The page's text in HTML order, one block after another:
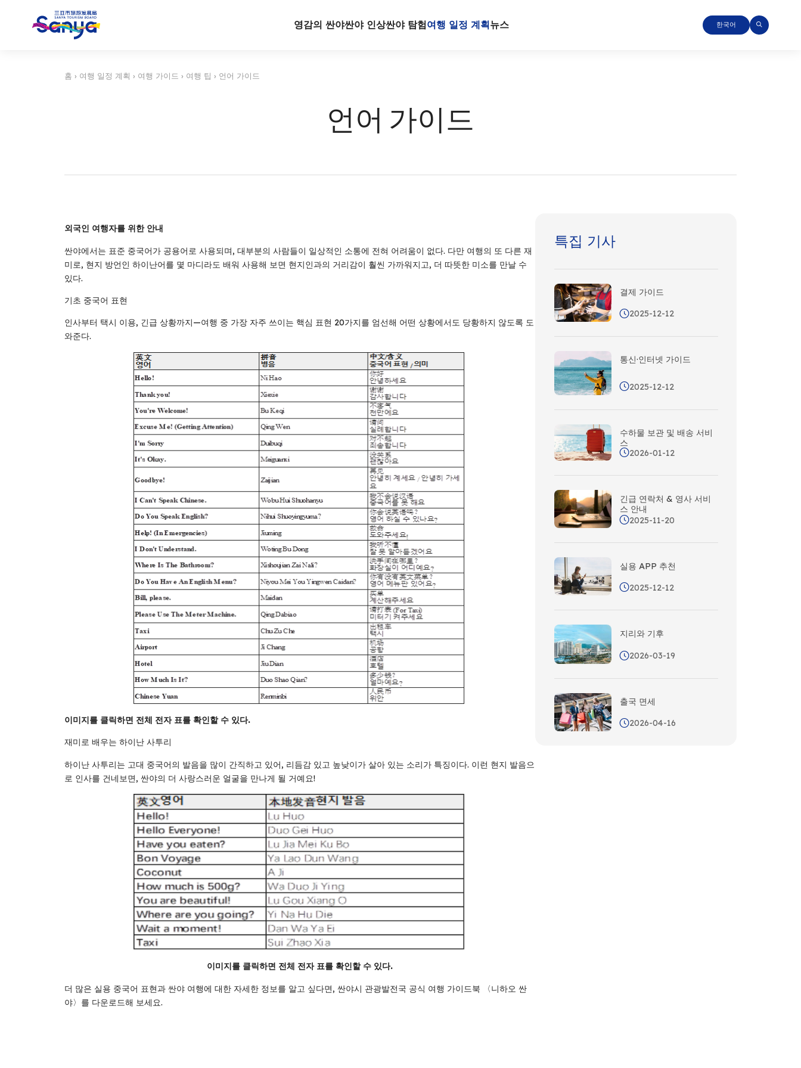
영감의 싼야싼야 인상싼야 탐험여행 일정 계획뉴스 한국어
홈 › 여행 일정 계획 › 여행 가이드 › 여행 팁 › 언어 가이드
언어 가이드
외국인 여행자를 위한 안내
싼야에서는 표준 중국어가 공용어로 사용되며, 대부분의 사람들이 일상적인 소통에 전혀 어려움이 없다. 다만 여행의 또 다른 재
미로, 현지 방언인 하이난어를 몇 마디라도 배워 사용해 보면 현지인과의 거리감이 훨씬 가까워지고, 더 따뜻한 미소를 만날 수
있다.
기초 중국어 표현
인사부터 택시 이용, 긴급 상황까지—여행 중 가장 자주 쓰이는 핵심 표현 20가지를 엄선해 어떤 상황에서도 당황하지 않도록 도
와준다.
이미지를 클릭하면 전체 전자 표를 확인할 수 있다.
재미로 배우는 하이난 사투리
하이난 사투리는 고대 중국어의 발음을 많이 간직하고 있어, 리듬감 있고 높낮이가 살아 있는 소리가 특징이다. 이런 현지 발음으
로 인사를 건네보면, 싼야의 더 사랑스러운 얼굴을 만나게 될 거예요!
이미지를 클릭하면 전체 전자 표를 확인할 수 있다.
더 많은 실용 중국어 표현과 싼야 여행에 대한 자세한 정보를 알고 싶다면, 싼야시 관광발전국 공식 여행 가이드북 〈니하오 싼
야〉를 다운로드해 보세요.
특집 기사
결제 가이드
2025-12-12
통신·인터넷 가이드
2025-12-12
수하물 보관 및 배송 서비
스
2026-01-12
긴급 연락처 & 영사 서비
스 안내
2025-11-20
실용 APP 추천
2025-12-12
지리와 기후
2026-03-19
출국 면세
2026-04-16